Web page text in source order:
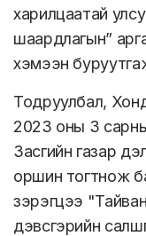
харилцаатай
шаардлагын”
хэмээн
Тодруулбал,
2023 оны 3
Засгийн газар
оршин тогтнож
зэрэгцээ
дэвсгэрийн